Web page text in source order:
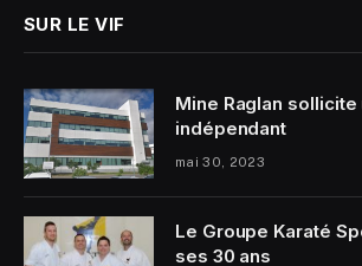
SUR LE VIF
Mine Raglan
indépendant
mai 30, 2023
Le Groupe Karaté
ses 30 ans